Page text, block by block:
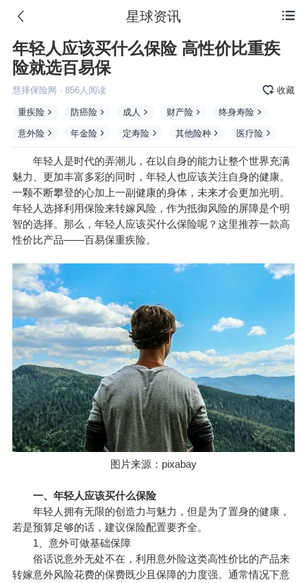
 星球资讯
年轻人应该买什么保险 高性价比重疾
险就选百易保
慧择保险网 · 856人阅读 收藏
重疾险 防癌险 成人 财产险 终身寿险
意外险 年金险 定寿险 其他险种 医疗险
年轻人是时代的弄潮儿，在以自身的能力让整个世界充满
魅力、更加丰富多彩的同时，年轻人也应该关注自身的健康。
一颗不断攀登的心加上一副健康的身体，未来才会更加光明。
年轻人选择利用保险来转嫁风险，作为抵御风险的屏障是个明
智的选择。那么，年轻人应该买什么保险呢？这里推荐一款高
性价比产品——百易保重疾险。
图片来源：pixabay
一、年轻人应该买什么保险
年轻人拥有无限的创造力与魅力，但是为了置身的健康，
若是预算足够的话，建议保险配置要齐全。
1、意外可做基础保障
俗话说意外无处不在，利用意外险这类高性价比的产品来
转嫁意外风险花费的保费既少且保障的力度强。通常情况下意